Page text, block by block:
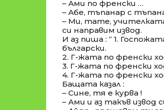
– Ами по френски …
– Абе, тъпанар с
– Ми, тате,
си направим извод.
И аз пиша : “ 1.
български.
2. Г-жата по френски
3. Г-жата по френски
4. Г-жата по френски
Бащата казал :
– Сине, тя е курва !
– Ами и аз такъв извод